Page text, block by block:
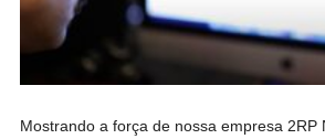
Mostrando a força de nossa empresa 2RP